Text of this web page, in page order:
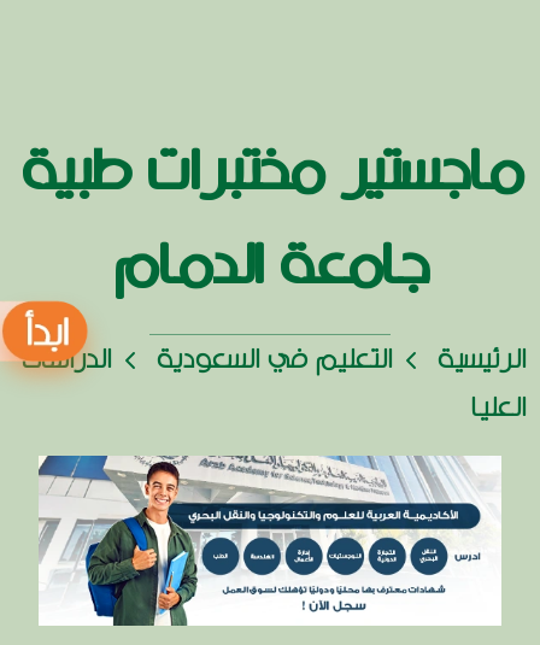
ماجستير مختبرات طبية
جامعة الدمام
الرئيسية التعليم في السعودية
الدراسات
العليا